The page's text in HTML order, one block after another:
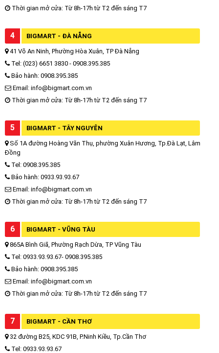
Thời gian mở cửa: Từ 8h-17h từ T2 đến sáng T7
4 BIGMART - ĐÀ NẴNG
41 Võ An Ninh, Phường Hòa Xuân, TP Đà Nẵng
Tel: (023) 6651 3830 - 0908.395.385
Bảo hành: 0908.395.385
Email: info@bigmart.com.vn
Thời gian mở cửa: Từ 8h-17h từ T2 đến sáng T7
5 BIGMART - TÂY NGUYÊN
Số 1A đường Hoàng Văn Thụ, phường Xuân Hương, Tp.Đà Lạt, Lâm
Đồng
Tel: 0908.395.385
Bảo hành: 0933.93.93.67
Email: info@bigmart.com.vn
Thời gian mở cửa: Từ 8h-17h từ T2 đến sáng T7
6 BIGMART - VŨNG TÀU
865A Bình Giã, Phường Rạch Dừa, TP Vũng Tàu
Tel: 0933.93.93.67- 0908.395.385
Bảo hành: 0908.395.385
Email: info@bigmart.com.vn
Thời gian mở cửa: Từ 8h-17h từ T2 đến sáng T7
7 BIGMART - CẦN THƠ
32 đường B25, KDC 91B, P.Ninh Kiều, Tp.Cần Thơ
Tel: 0933.93.93.67